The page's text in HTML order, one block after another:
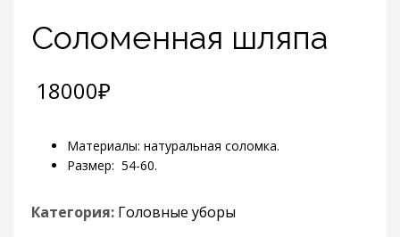
Соломенная шляпа
18000₽
Материалы: натуральная соломка.
Размер: 54-60.
Категория: Головные уборы